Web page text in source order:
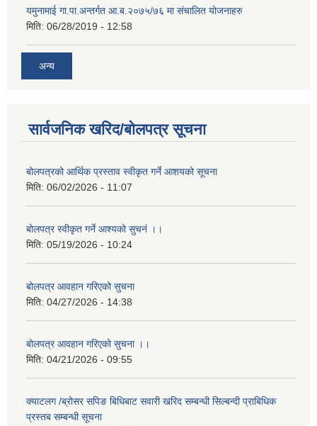
यमुनामाई गा.पा.अन्तर्गत आ.ब.२०७५/७६ मा संचालित योजनाहरु
मिति: 06/28/2019 - 12:58
अन्य
सार्वजनिक खरिद/बोलपत्र सूचना
बोलपत्रको आर्थिक प्रस्ताव स्वीकृत गर्ने आशयको सूचना
मिति: 06/02/2026 - 11:07
बोलपत्र स्वीकृत गर्ने आश्यको सुचनं ।।
मिति: 05/19/2026 - 10:24
बोलपत्र आवहान गरिएको सुचना
मिति: 04/27/2026 - 14:38
बोलपत्र आवहान गरिएको सुचना ।।
मिति: 04/21/2026 - 09:55
क्याटलग /ब्रोसर सपिङ बिधिबाट सवारी खरिद सम्बन्धी सिल्बन्दी प्राबिधिक
प्रस्तब सम्बन्धी सूचना